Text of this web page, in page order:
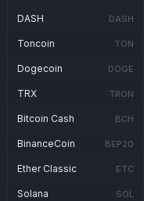
DASH DASH
Toncoin TON
Dogecoin DOGE
TRX TRON
Bitcoin Cash BCH
BinanceCoin BEP20
Ether Classic ETC
Solana SOL